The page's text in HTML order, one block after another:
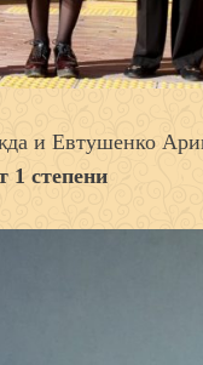
и Евтушенко
1 степени